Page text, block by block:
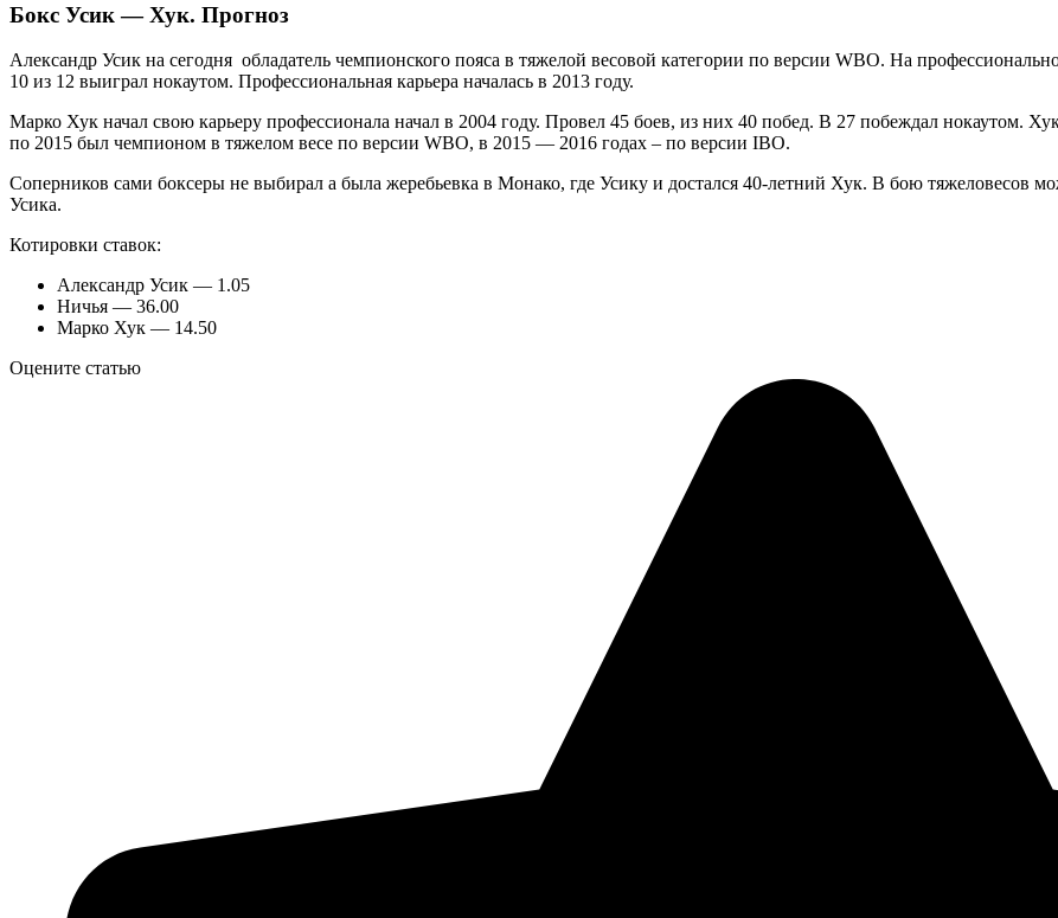
Бокс Усик — Хук. Прогноз
Александр Усик на сегодня обладатель чемпионского пояса в тяжелой весовой категории по версии WBO. На
10 из 12 выиграл нокаутом. Профессиональная карьера началась в 2013 году.
Марко Хук начал свою карьеру профессионала начал в 2004 году. Провел 45 боев, из них 40 побед. В 27 побеждал нокаутом.
по 2015 был чемпионом в тяжелом весе по версии WBO, в 2015 — 2016 годах – по версии IBO.
Соперников сами боксеры не выбирал а была жеребьевка в Монако, где Усику и достался 40-летний Хук. В бою тяжеловесов
Усика.
Котировки ставок:
Александр Усик — 1.05
Ничья — 36.00
Марко Хук — 14.50
Оцените статью